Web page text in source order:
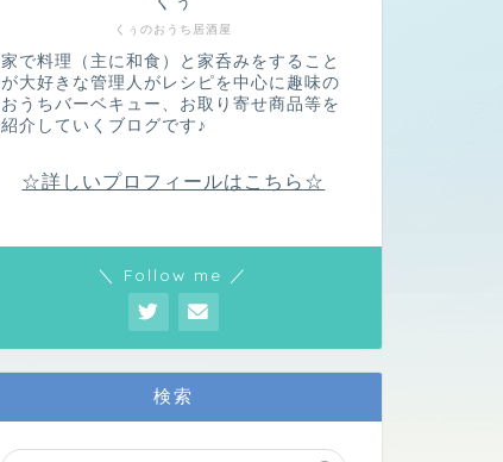
くぅのおうち居酒屋
家で料理（主に和食）と家呑みをすること
が大好きな管理人がレシピを中心に趣味の
おうちバーベキュー、お取り寄せ商品等を
紹介していくブログです♪
☆詳しいプロフィールはこちら☆
＼ Follow me ／
検索